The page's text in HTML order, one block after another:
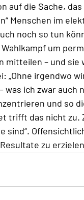
auf die Sache,
Menschen im
noch so tun
um
mitteilen – und sie
„Ohne irgendwo
was ich zwar auch
und so
trifft das nicht zu.
sind“.
zu